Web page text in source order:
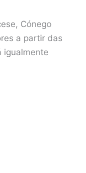
Cónego
a partir das
igualmente